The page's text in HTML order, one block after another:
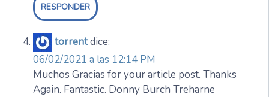
RESPONDER
torrentdice:
06/02/2021 a las 12:14 PM
Muchos Gracias for your article post. Thanks
Again. Fantastic. Donny Burch Treharne